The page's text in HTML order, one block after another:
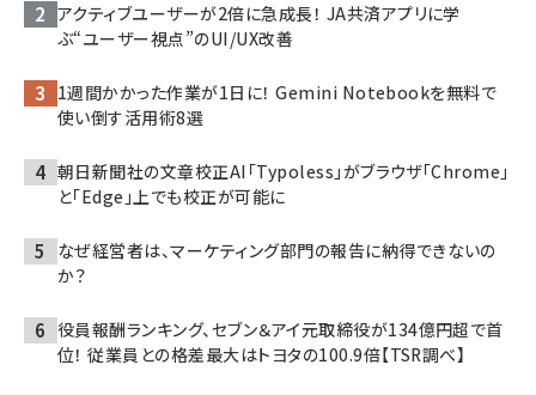
アクティブユーザーが2倍に急成長！ JA共済アプリに学
ぶ“ユーザー視点”のUI/UX改善
1週間かかった作業が1日に！ Gemini Notebookを無料で
使い倒す活用術8選
朝日新聞社の文章校正AI「Typoless」がブラウザ「Chrome」
と「Edge」上でも校正が可能に
なぜ経営者は、マーケティング部門の報告に納得できないの
か？
役員報酬ランキング、セブン＆アイ元取締役が134億円超で首
位！ 従業員との格差最大はトヨタの100.9倍【TSR調べ】